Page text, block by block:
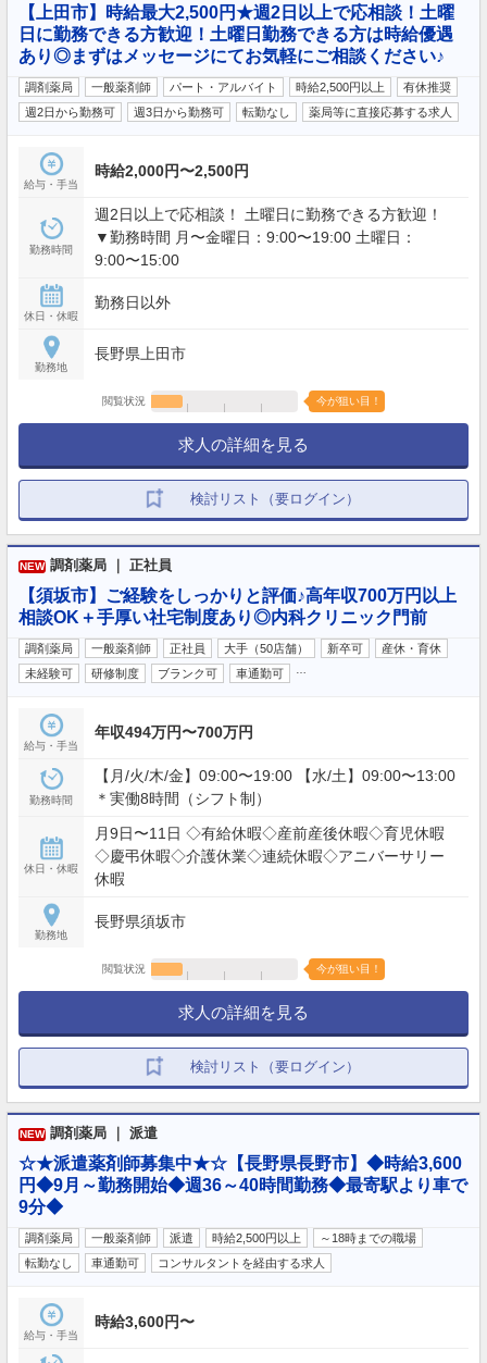
【上田市】時給最大2,500円★週2日以上で応相談！土曜
日に勤務できる方歓迎！土曜日勤務できる方は時給優遇
あり◎まずはメッセージにてお気軽にご相談ください♪
調剤薬局 一般薬剤師 パート・アルバイト 時給2,500円以上
有休推奨
週2日から勤務可
週3日から勤務可 転勤なし 薬局等に直接応募する求人
給与・手当
時給2,000円〜2,500円
勤務時間
週2日以上で応相談！ 土曜日に勤務できる方歓迎！
▼勤務時間 月〜金曜日：9:00〜19:00 土曜日：
9:00〜15:00
休日・休暇
勤務日以外
勤務地
長野県上田市
閲覧状況 今が狙い目！
求人の詳細を見る
検討リスト（要ログイン）
NEW 調剤薬局 ｜ 正社員
【須坂市】ご経験をしっかりと評価♪高年収700万円以上
相談OK＋手厚い社宅制度あり◎内科クリニック門前
調剤薬局 一般薬剤師 正社員 大手（50店舗） 新卒可
産休・育休
未経験可
研修制度 ブランク可 車通勤可
給与・手当
年収494万円〜700万円
勤務時間
【月/火/木/金】09:00〜19:00 【水/土】09:00〜13:00
＊実働8時間（シフト制）
休日・休暇
月9日〜11日 ◇有給休暇◇産前産後休暇◇育児休暇
◇慶弔休暇◇介護休業◇連続休暇◇アニバーサリー
休暇
勤務地
長野県須坂市
閲覧状況 今が狙い目！
求人の詳細を見る
検討リスト（要ログイン）
NEW 調剤薬局 ｜ 派遣
☆★派遣薬剤師募集中★☆【長野県長野市】◆時給3,600
円◆9月～勤務開始◆週36～40時間勤務◆最寄駅より車で
9分◆
調剤薬局 一般薬剤師 派遣 時給2,500円以上
～18時までの職場
転勤なし
車通勤可 コンサルタントを経由する求人
給与・手当
時給3,600円〜